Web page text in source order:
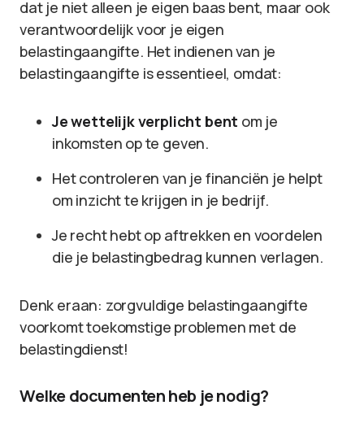
dat je niet alleen je eigen baas bent, maar ook
verantwoordelijk voor je eigen
belastingaangifte. Het indienen van je
belastingaangifte is essentieel, omdat:
Je wettelijk verplicht bent om je
inkomsten op te geven.
Het controleren van je financiën je helpt
om inzicht te krijgen in je bedrijf.
Je recht hebt op aftrekken en voordelen
die je belastingbedrag kunnen verlagen.
Denk eraan: zorgvuldige belastingaangifte
voorkomt toekomstige problemen met de
belastingdienst!
Welke documenten heb je nodig?